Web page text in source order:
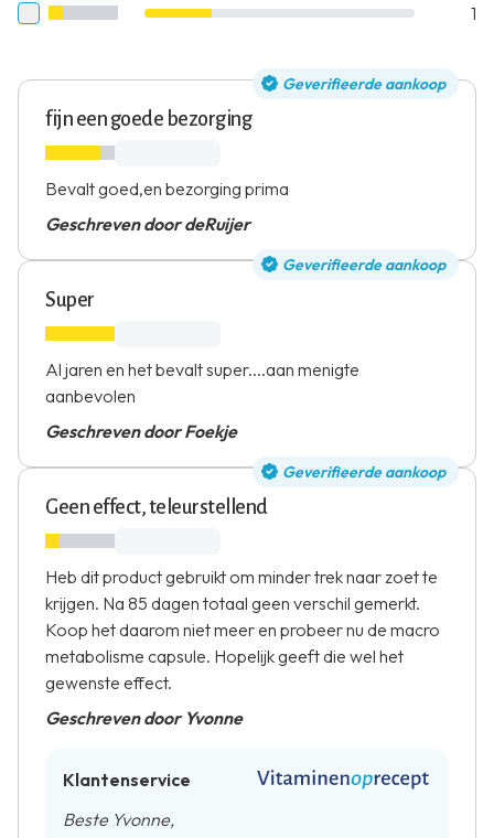
1
Geverifieerde aankoop
fijn een goede bezorging
Bevalt goed,en bezorging prima
Geschreven door deRuijer
Geverifieerde aankoop
Super
Al jaren en het bevalt super....aan menigte
aanbevolen
Geschreven door Foekje
Geverifieerde aankoop
Geen effect, teleurstellend
Heb dit product gebruikt om minder trek naar zoet te
krijgen. Na 85 dagen totaal geen verschil gemerkt.
Koop het daarom niet meer en probeer nu de macro
metabolisme capsule. Hopelijk geeft die wel het
gewenste effect.
Geschreven door Yvonne
Klantenservice
Beste Yvonne,